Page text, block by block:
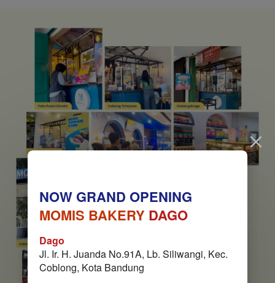
NOW GRAND OPENING
MOMIS BAKERY DAGO
Dago
Jl. Ir. H. Juanda No.91A, Lb. Siliwangi, Kec.
Coblong, Kota Bandung